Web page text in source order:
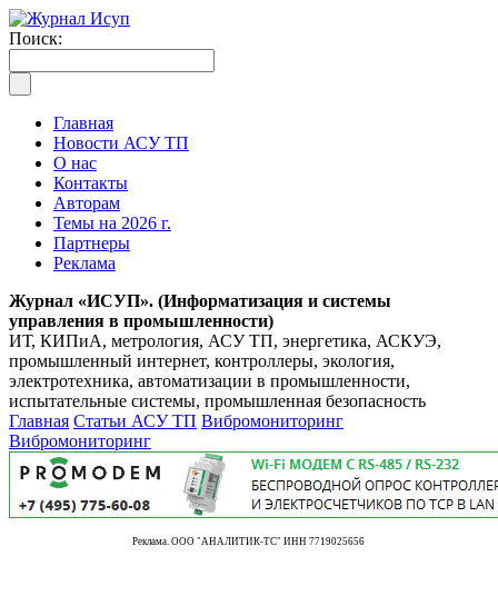
Поиск:
Главная
Новости АСУ ТП
О нас
Контакты
Авторам
Темы на 2026 г.
Партнеры
Реклама
Журнал «ИСУП». (Информатизация и системы
управления в промышленности)
ИТ, КИПиА, метрология, АСУ ТП, энергетика, АСКУЭ,
промышленный интернет, контроллеры, экология,
электротехника, автоматизации в промышленности,
испытательные системы, промышленная безопасность
Главная Статьи АСУ ТП Вибромониторинг
Вибромониторинг
Реклама. ООО "АНАЛИТИК-ТС" ИНН 7719025656